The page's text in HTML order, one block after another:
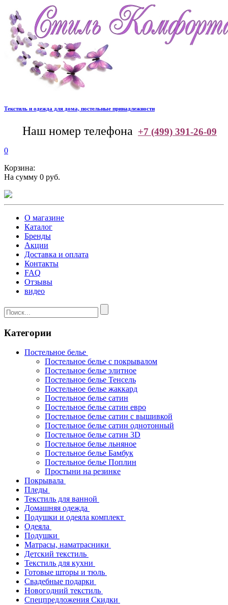
Текстиль и одежда для дома, постельные принадлежности
Наш номер телефона +7 (499) 391-26-09
0
Корзина:
На сумму 0 руб.
О магазине
Каталог
Бренды
Акции
Доставка и оплата
Контакты
FAQ
Отзывы
видео
Категории
Постельное белье
Постельное белье с покрывалом
Постельное белье элитное
Постельное белье Тенсель
Постельное белье жаккард
Постельное белье сатин
Постельное белье сатин евро
Постельное белье сатин с вышивкой
Постельное белье сатин однотонный
Постельное белье сатин 3D
Постельное белье льняное
Постельное белье Бамбук
Постельное белье Поплин
Простыни на резинке
Покрывала
Пледы
Текстиль для ванной
Домашняя одежда
Подушки и одеяла комплект
Одеяла
Подушки
Матрасы, наматрасники
Детский текстиль
Текстиль для кухни
Готовые шторы и тюль
Свадебные подарки
Новогодний текстиль
Спецпредложения Скидки